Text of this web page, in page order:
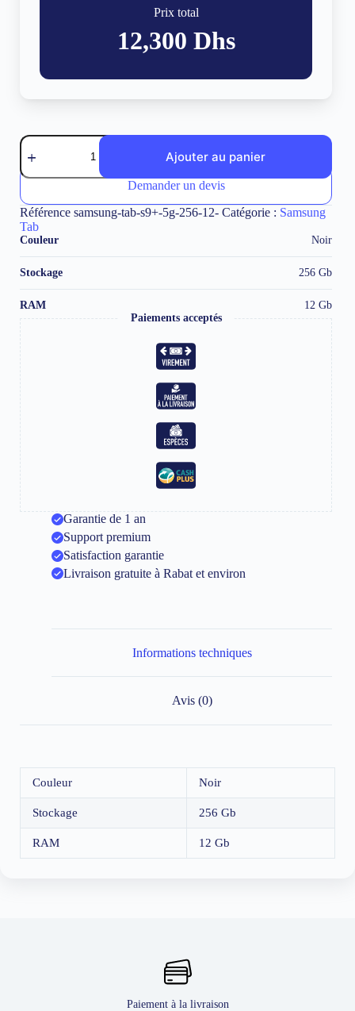
Prix total
12,300 Dhs
quantité
de
Samsung
Tab
S9+
5G
256
Gb
RAM
Ajouter au panier
l
t
e
r
n
a
t
i
e
:
Demander un devis
Référence samsung-tab-s9+-5g-256-12- Catégorie : Samsung
Tab
Couleur Noir
Stockage 256 Gb
RAM
12 Gb
Paiements acceptés
Garantie de 1 an
Support premium
Satisfaction garantie
Livraison gratuite à Rabat et environ
Informations techniques
Avis (0)
Couleur Noir
Stockage 256 Gb
RAM 12 Gb
Paiement à la livraison